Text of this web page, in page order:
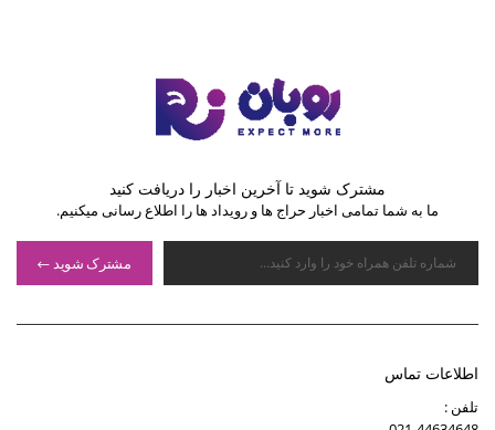
مشترک شوید تا آخرین اخبار را دریافت کنید
ما به شما تمامی اخبار حراج ها و رویداد ها را اطلاع رسانی میکنیم.
مشترک شوید
اطلاعات تماس
تلفن :